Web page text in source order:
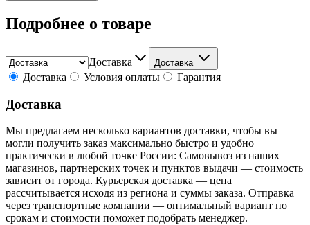
Подробнее о товаре
Доставка Доставка
Доставка Условия оплаты Гарантия
Доставка
Мы предлагаем несколько вариантов доставки, чтобы вы
могли получить заказ максимально быстро и удобно
практически в любой точке России: Самовывоз из наших
магазинов, партнерских точек и пунктов выдачи — стоимость
зависит от города. Курьерская доставка — цена
рассчитывается исходя из региона и суммы заказа. Отправка
через транспортные компании — оптимальный вариант по
срокам и стоимости поможет подобрать менеджер.